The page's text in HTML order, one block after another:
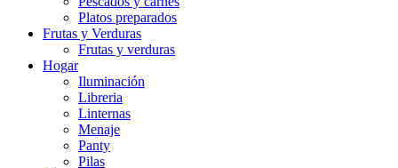
Platos preparados
Frutas y Verduras
Frutas y verduras
Hogar
Iluminación
Libreria
Linternas
Menaje
Panty
Pilas